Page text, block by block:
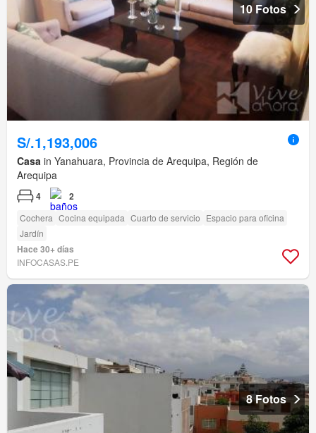
10 Fotos
S/.1,193,006
Casa in Yanahuara, Provincia de Arequipa, Región de
Arequipa
4 2
Cochera Cocina equipada Cuarto de servicio Espacio para oficina
Jardín
Hace 30+ días
INFOCASAS.PE
8 Fotos